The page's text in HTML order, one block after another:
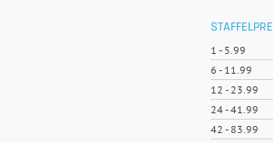
1 - 5.99
6 - 11.99
12 -23.99
24-41.99
42 - 83.99